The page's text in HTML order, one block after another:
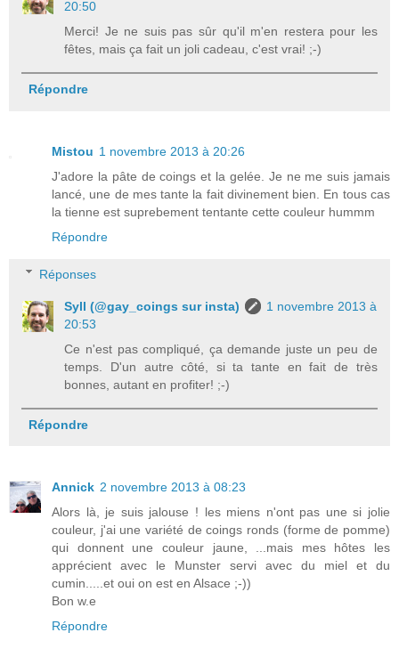
20:50
Merci! Je ne suis pas sûr qu'il m'en restera pour les
fêtes, mais ça fait un joli cadeau, c'est vrai! ;-)
Répondre
Mistou 1 novembre 2013 à 20:26
J'adore la pâte de coings et la gelée. Je ne me suis jamais
lancé, une de mes tante la fait divinement bien. En tous cas
la tienne est suprebement tentante cette couleur hummm
Répondre
Réponses
Syll (@gay_coings sur insta)
1 novembre 2013 à
20:53
Ce n'est pas compliqué, ça demande juste un peu de
temps. D'un autre côté, si ta tante en fait de très
bonnes, autant en profiter! ;-)
Répondre
Annick 2 novembre 2013 à 08:23
Alors là, je suis jalouse ! les miens n'ont pas une si jolie
couleur, j'ai une variété de coings ronds (forme de pomme)
qui donnent une couleur jaune, ...mais mes hôtes les
apprécient avec le Munster servi avec du miel et du
cumin.....et oui on est en Alsace ;-))
Bon w.e
Répondre